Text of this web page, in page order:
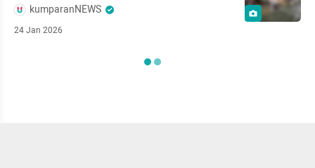
kumparanNEWS
24 Jan 2026